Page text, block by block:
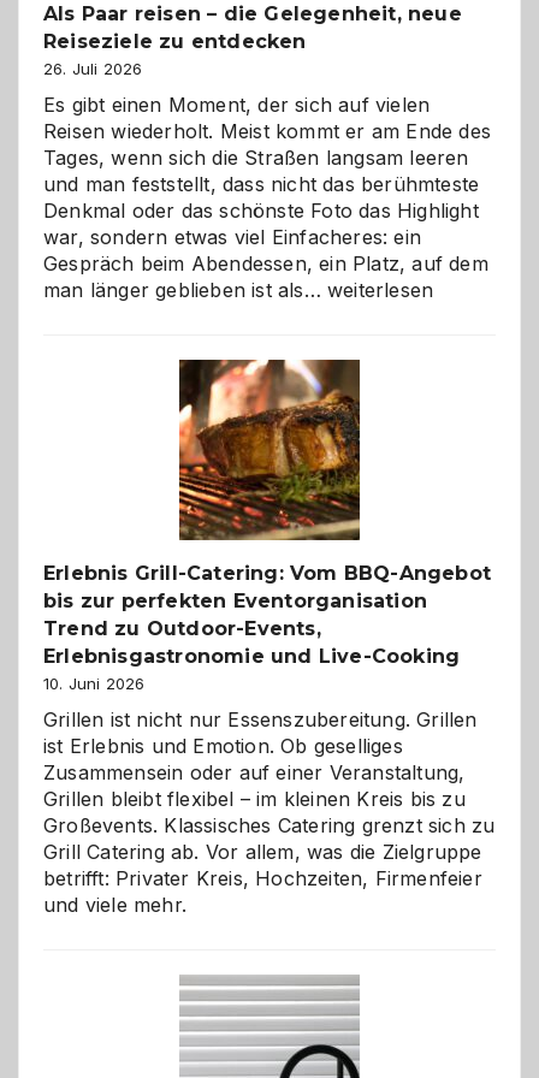
Als Paar reisen – die Gelegenheit, neue
Reiseziele zu entdecken
26. Juli 2026
Es gibt einen Moment, der sich auf vielen
Reisen wiederholt. Meist kommt er am Ende des
Tages, wenn sich die Straßen langsam leeren
und man feststellt, dass nicht das berühmteste
Denkmal oder das schönste Foto das Highlight
war, sondern etwas viel Einfacheres: ein
Gespräch beim Abendessen, ein Platz, auf dem
man länger geblieben ist als… Als
–
die
Gelegenheit,
neue
Reiseziele
zu
entdecken
weiterlesen
Erlebnis Grill-Catering: Vom BBQ-Angebot
bis zur perfekten Eventorganisation
Trend zu Outdoor-Events,
Erlebnisgastronomie und Live-Cooking
10. Juni 2026
Grillen ist nicht nur Essenszubereitung. Grillen
ist Erlebnis und Emotion. Ob geselliges
Zusammensein oder auf einer Veranstaltung,
Grillen bleibt flexibel – im kleinen Kreis bis zu
Großevents. Klassisches Catering grenzt sich zu
Grill Catering ab. Vor allem, was die Zielgruppe
betrifft: Privater Kreis, Hochzeiten, Firmenfeier
und viele mehr.